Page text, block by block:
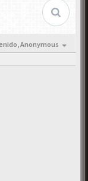
Anonymous